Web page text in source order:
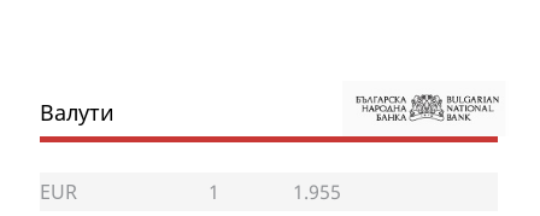
Валути
EUR 1
1.955